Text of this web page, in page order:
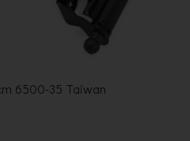
6500-35 Taiwan